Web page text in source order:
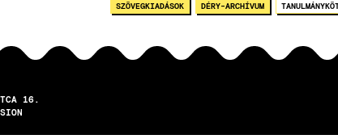
SZÖVEGKIADÁSOK DÉRY-ARCHÍVUM
16.